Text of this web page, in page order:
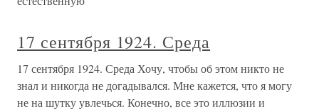
17 сентября 1924. Среда
17 сентября 1924. Среда Хочу, чтобы об этом никто не
знал и никогда не догадывался. Мне кажется, что я могу
не на шутку увлечься. Конечно, все это иллюзии и